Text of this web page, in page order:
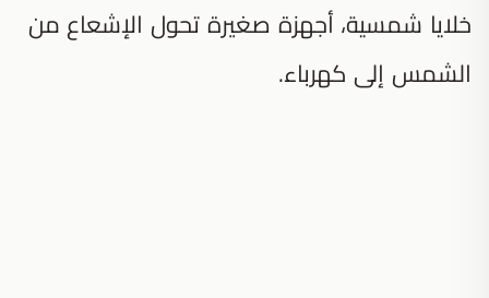
خلايا شمسية، أجهزة صغيرة تحول الإشعاع من
الشمس إلى كهرباء.